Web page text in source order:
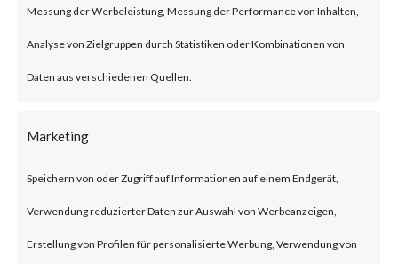
Messung der Werbeleistung, Messung der Performance von Inhalten,
Analyse von Zielgruppen durch Statistiken oder Kombinationen von
Daten aus verschiedenen Quellen.
Marketing
Speichern von oder Zugriff auf Informationen auf einem Endgerät,
Verwendung reduzierter Daten zur Auswahl von Werbeanzeigen,
Erstellung von Profilen für personalisierte Werbung, Verwendung von
messages could allow an
attacker to perform various
actions such as manipulating
adding new functionality to a
module, flushing the module’s
memory, forging traffic to and
from the module, establishing